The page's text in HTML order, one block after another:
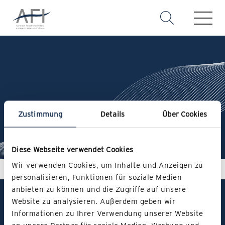
Zustimmung Details Über Cookies
Diese Webseite verwendet Cookies
Wir verwenden Cookies, um Inhalte und Anzeigen zu
personalisieren, Funktionen für soziale Medien
anbieten zu können und die Zugriffe auf unsere
Website zu analysieren. Außerdem geben wir
Informationen zu Ihrer Verwendung unserer Website
Karriere